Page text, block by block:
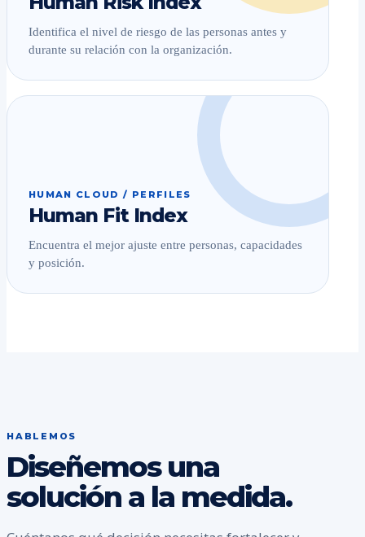
Identifica el nivel de riesgo de las personas antes y
durante su relación con la organización.
HUMAN CLOUD / PERFILES
Human Fit Index
Encuentra el mejor ajuste entre personas, capacidades
y posición.
HABLEMOS
Diseñemos una
solución a la medida.